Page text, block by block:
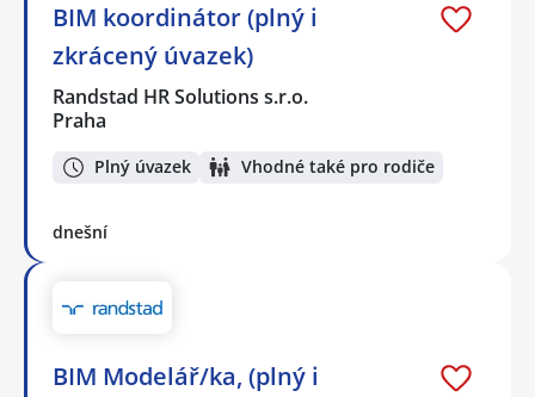
BIM koordinátor (plný i
zkrácený úvazek)
Randstad HR Solutions s.r.o.
Praha
Plný úvazek Vhodné také pro rodiče
dnešní
BIM Modelář/ka, (plný i